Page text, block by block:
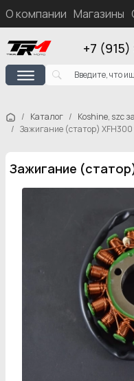
О компании Магазины
+7
Каталог Koshine, szc
Зажигание (статор) XFH300
Зажигание